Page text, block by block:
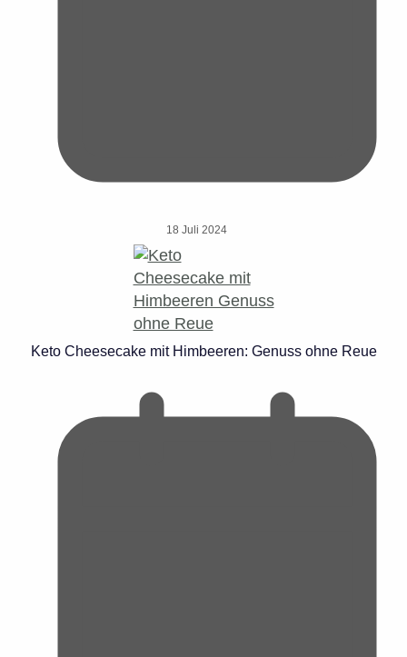
18 Juli 2024
Keto Cheesecake mit Himbeeren: Genuss ohne Reue